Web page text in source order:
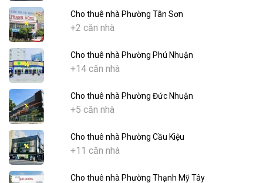
Cho thuê nhà Phường Tân Sơn
+2 căn nhà
Cho thuê nhà Phường Phú Nhuận
+14 căn nhà
Cho thuê nhà Phường Đức Nhuận
+5 căn nhà
Cho thuê nhà Phường Cầu Kiệu
+11 căn nhà
Cho thuê nhà Phường Thạnh Mỹ Tây